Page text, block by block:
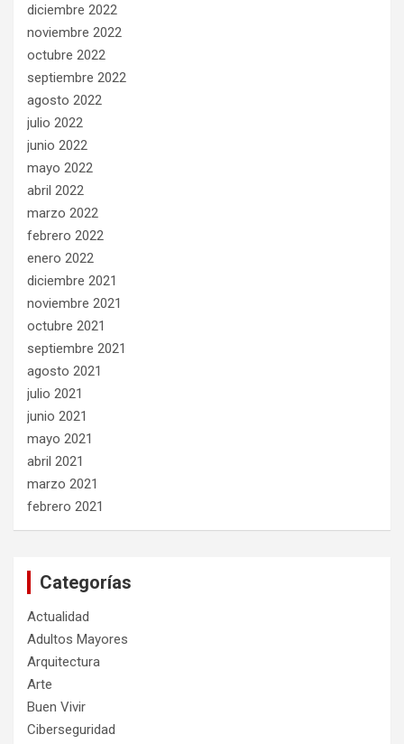
diciembre 2022
noviembre 2022
octubre 2022
septiembre 2022
agosto 2022
julio 2022
junio 2022
mayo 2022
abril 2022
marzo 2022
febrero 2022
enero 2022
diciembre 2021
noviembre 2021
octubre 2021
septiembre 2021
agosto 2021
julio 2021
junio 2021
mayo 2021
abril 2021
marzo 2021
febrero 2021
Categorías
Actualidad
Adultos Mayores
Arquitectura
Arte
Buen Vivir
Ciberseguridad